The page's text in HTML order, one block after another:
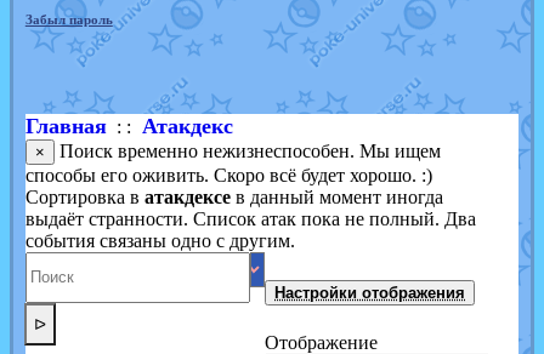
Raging BoltотGraceDaFox
Shadow mismagiusотJOK_julia
в фанарте.
художникот vicavicaв фанарте.
Забыл пароль
Главная: : Атакдекс
×
Поиск временно нежизнеспособен. Мы ищем
способы его оживить. Скоро всё будет хорошо. :)
Сортировка в атакдексев данный момент иногда
выдаёт странности. Список атак пока не полный. Два
события связаны одно с другим.
ᐅ
Настройки отображения
Отображение